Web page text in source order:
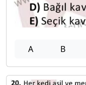
A B